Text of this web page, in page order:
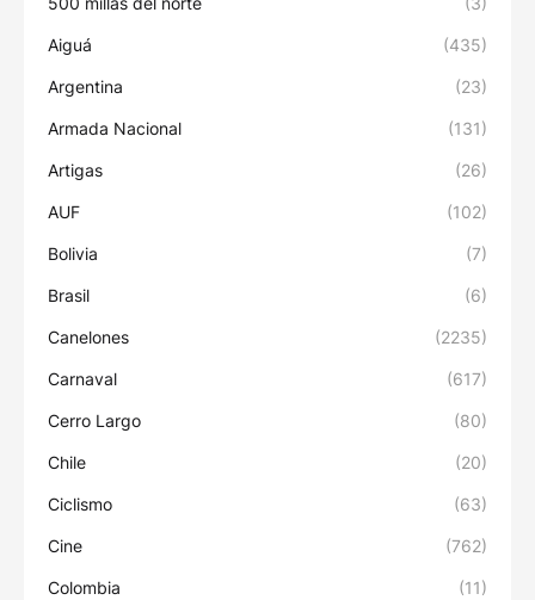
Aiguá (435)
Argentina (23)
Armada Nacional (131)
Artigas (26)
AUF (102)
Bolivia (7)
Brasil (6)
Canelones (2235)
Carnaval (617)
Cerro Largo (80)
Chile (20)
Ciclismo (63)
Cine (762)
Colombia (11)